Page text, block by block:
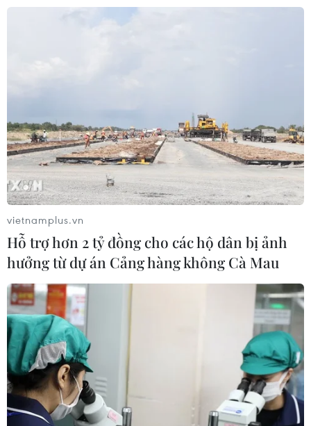
vietnamplus.vn
Hỗ trợ hơn 2 tỷ đồng cho các hộ dân bị ảnh
hưởng từ dự án Cảng hàng không Cà Mau